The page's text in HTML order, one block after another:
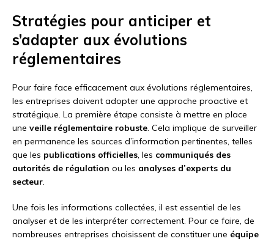
Stratégies pour anticiper et
s’adapter aux évolutions
réglementaires
Pour faire face efficacement aux évolutions réglementaires,
les entreprises doivent adopter une approche proactive et
stratégique. La première étape consiste à mettre en place
une veille réglementaire robuste. Cela implique de surveiller
en permanence les sources d’information pertinentes, telles
que les publications officielles, les communiqués des
autorités de régulation ou les analyses d’experts du
secteur.
Une fois les informations collectées, il est essentiel de les
analyser et de les interpréter correctement. Pour ce faire, de
nombreuses entreprises choisissent de constituer une équipe